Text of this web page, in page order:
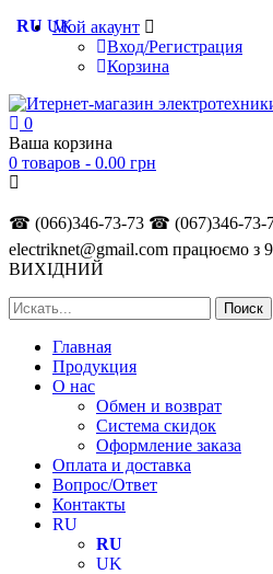
Мой акаунт
Вход/Регистрация
Корзина
0
Ваша корзина
0 товаров - 0.00 грн
☎ (066)346-73-73 ☎ (067)346-73-
electriknet@gmail.com працюємо з
ВИХІДНИЙ
Главная
Продукция
О нас
Обмен и возврат
Система скидок
Оформление заказа
Оплата и доставка
Вопрос/Ответ
Контакты
RU
RU
UK
RU UK